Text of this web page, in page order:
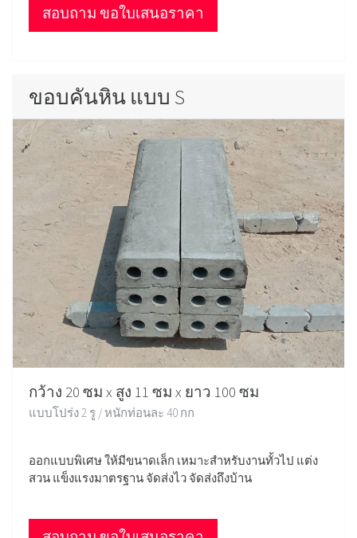
สอบถาม ขอใบเสนอราคา
ขอบคันหิน แบบ S
กว้าง 20 ซม x สูง 11 ซม x ยาว 100 ซม
แบบโปร่ง 2 รู / หนักท่อนละ 40 กก
ออกแบบพิเศษ ให้มีขนาดเล็ก เหมาะสำหรับงานทั้วไป แต่ง
สวน แข็งแรงมาตรฐาน จัดส่งไว จัดส่งถึงบ้าน